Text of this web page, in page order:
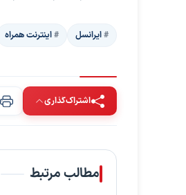
ایرانسل اینترنت همراه
اشتراک‌گذاری
مطالب مرتبط